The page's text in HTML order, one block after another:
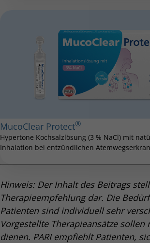
and Reduction in CFTR Induced by
Derived Nanoparticles in Human and
Experimental Systems. Int J Mol Sci.
28;26(19):9487. DOI:
10.3390/
MucoClear Protect®
Hypertone Kochsalzlösung (3 % NaCl) mit
Inhalation bei entzündlichen
Hinweis: Der Inhalt des Beitrags
Therapieempfehlung dar. Die
Patienten sind individuell sehr
Vorgestellte Therapieansätze sollen
dienen. PARI empfiehlt Patienten,